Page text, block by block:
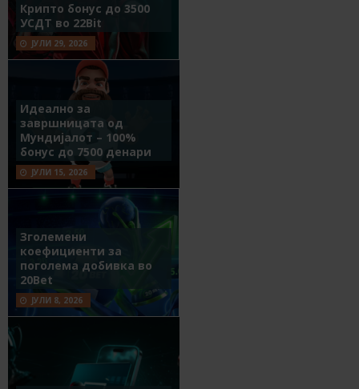
Крипто бонус до 3500
УСДТ во 22Bit
ЈУЛИ 29, 2026
Идеално за
завршницата од
Мундијалот – 100%
бонус до 7500 денари
ЈУЛИ 15, 2026
Зголемени
коефициенти за
поголема добивка во
20Bet
ЈУЛИ 8, 2026